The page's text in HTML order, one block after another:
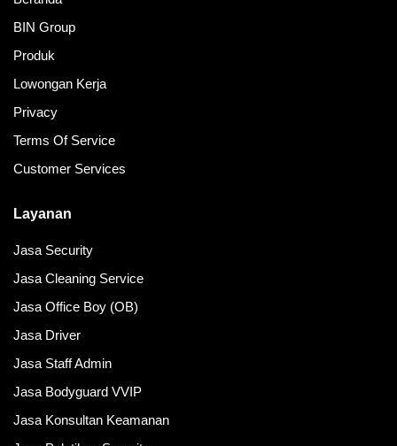
BIN Group
Produk
Lowongan Kerja
Privacy
Terms Of Service
Customer Services
Layanan
Jasa Security
Jasa Cleaning Service
Jasa Office Boy (OB)
Jasa Driver
Jasa Staff Admin
Jasa Bodyguard VVIP
Jasa Konsultan Keamanan